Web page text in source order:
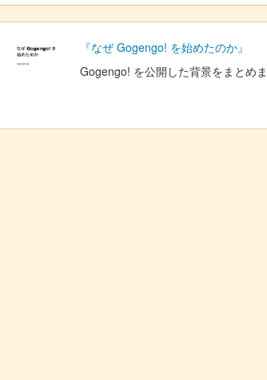
『なぜ Gogengo! を始めたのか』
Gogengo! を公開した背景をまとめま